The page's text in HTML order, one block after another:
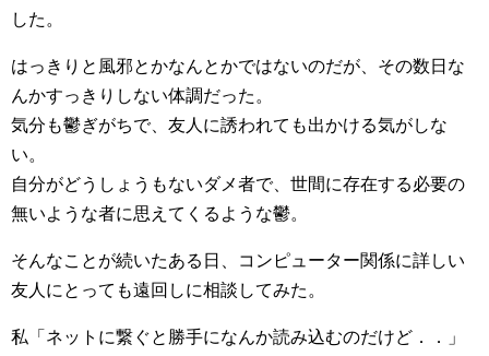
した。
はっきりと風邪とかなんとかではないのだが、その数日な
んかすっきりしない体調だった。
気分も鬱ぎがちで、友人に誘われても出かける気がしな
い。
自分がどうしょうもないダメ者で、世間に存在する必要の
無いような者に思えてくるような鬱。
そんなことが続いたある日、コンピューター関係に詳しい
友人にとっても遠回しに相談してみた。
私「ネットに繋ぐと勝手になんか読み込むのだけど．．」